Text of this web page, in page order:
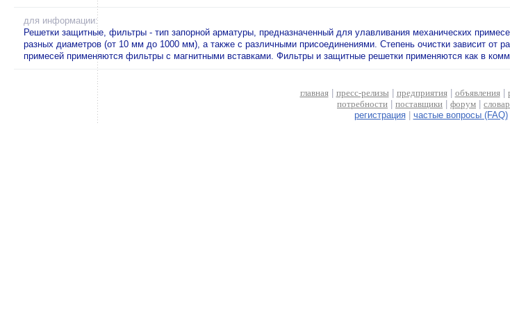
для информации:
Решетки защитные, фильтры - тип запорной арматуры, предназначенный для улавливания механических
разных диаметров (от 10 мм до 1000 мм), а также с различными присоединениями. Степень очистки зависит от
примесей применяются фильтры с магнитными вставками. Фильтры и защитные решетки применяются как в
главная| пресс-релизы предприятия| объявления|
потребности
поставщики форум
регистрация| частые вопросы (FAQ)|